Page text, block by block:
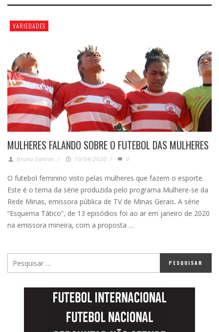
VARIEDADES
MULHERES FALANDO SOBRE O FUTEBOL DAS MULHERES
Bruno Santos / 10/04/2020 / 0
O futebol feminino visto pelas mulheres que fazem o esporte.
Este é o tema da série produzida pelo programa Mulhere-se da
Rede Minas, emissora pública de TV de Minas Gerais. A série
“Esquema Tático”, de 13 episódios foi ao ar em janeiro de 2020
na emissora mineira, com a proposta …